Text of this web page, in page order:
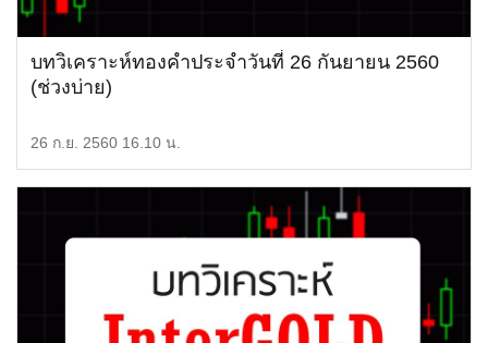
บทวิเคราะห์ทองคำประจำวันที่ 26 กันยายน 2560
(ช่วงบ่าย)
26 ก.ย. 2560 16.10 น.